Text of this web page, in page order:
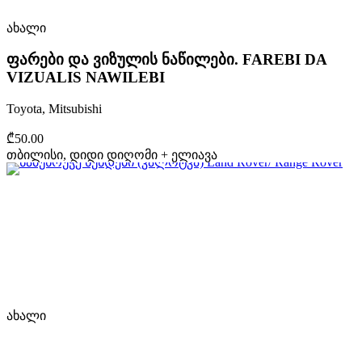
ახალი
ფარები და ვიზულის ნაწილები. FAREBI DA
VIZUALIS NAWILEBI
Toyota, Mitsubishi
₾50.00
თბილისი, დიდი დიღომი + ელიავა
ახალი